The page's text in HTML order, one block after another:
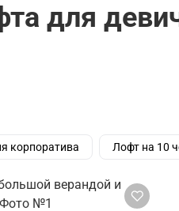
для
корпоратива Лофт на 10